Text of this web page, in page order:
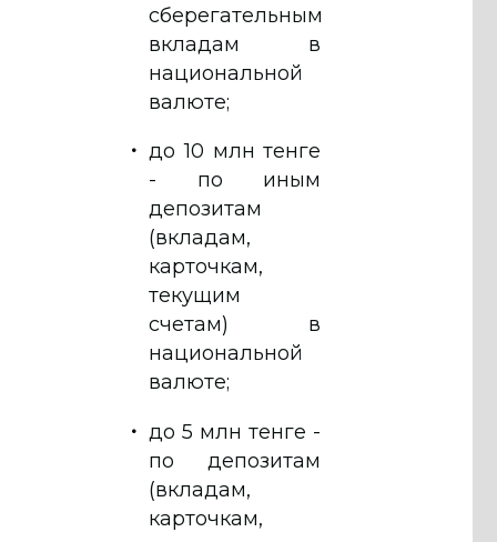
сберегательным
вкладам в
национальной
валюте;
до 10 млн тенге
- по иным
депозитам
(вкладам,
карточкам,
текущим
счетам) в
национальной
валюте;
до 5 млн тенге -
по депозитам
(вкладам,
карточкам,